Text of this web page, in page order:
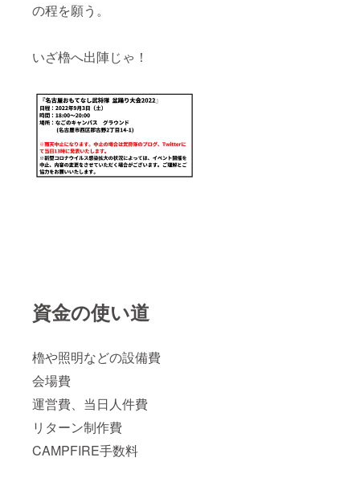
の程を願う。
いざ櫓へ出陣じゃ！
資金の使い道
櫓や照明などの設備費
会場費
運営費、当日人件費
リターン制作費
CAMPFIRE手数料